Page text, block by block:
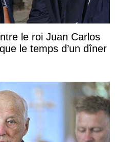
le roi Juan Carlos
le temps d’un dîner